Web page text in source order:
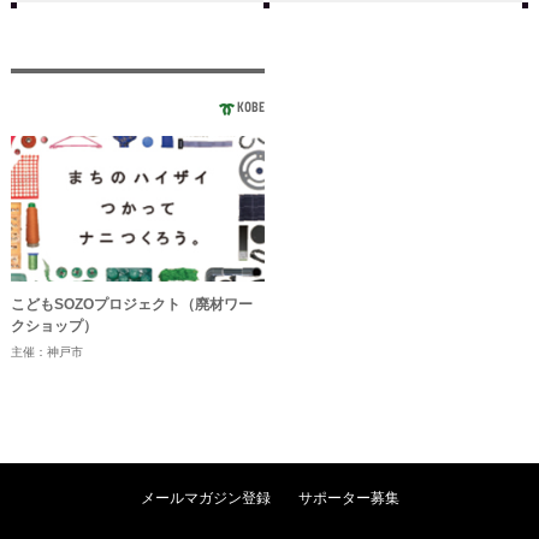
KOBE
こどもSOZOプロジェクト（廃材ワー
クショップ）
主催：神戸市
メールマガジン登録 サポーター募集